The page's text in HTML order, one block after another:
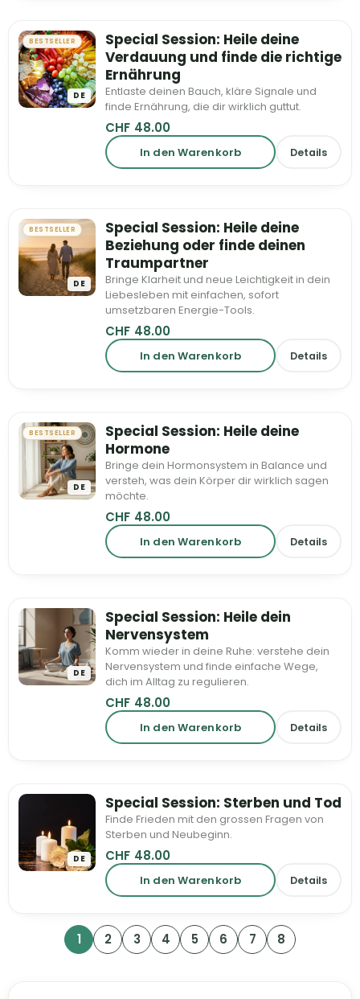
BESTSELLER
DE
Special Session: Heile deine
Verdauung und finde die richtige
Ernährung
Entlaste deinen Bauch, kläre Signale und
finde Ernährung, die dir wirklich guttut.
CHF 48.00
In den Warenkorb Details
BESTSELLER
DE
Special Session: Heile deine
Beziehung oder finde deinen
Traumpartner
Bringe Klarheit und neue Leichtigkeit in dein
Liebesleben mit einfachen, sofort
umsetzbaren Energie-Tools.
CHF 48.00
In den Warenkorb Details
BESTSELLER
DE
Special Session: Heile deine
Hormone
Bringe dein Hormonsystem in Balance und
versteh, was dein Körper dir wirklich sagen
möchte.
CHF 48.00
In den Warenkorb Details
DE
Special Session: Heile dein
Nervensystem
Komm wieder in deine Ruhe: verstehe dein
Nervensystem und finde einfache Wege,
dich im Alltag zu regulieren.
CHF 48.00
In den Warenkorb Details
DE
Special Session: Sterben und Tod
Finde Frieden mit den grossen Fragen von
Sterben und Neubeginn.
CHF 48.00
In den Warenkorb Details
1 2 3 4 5 6 7 8